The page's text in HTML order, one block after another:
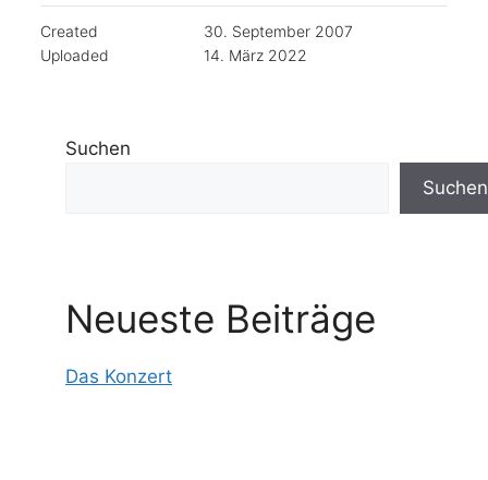
Created
30. September 2007
Uploaded
14. März 2022
Suchen
Suchen
Neueste Beiträge
Das Konzert